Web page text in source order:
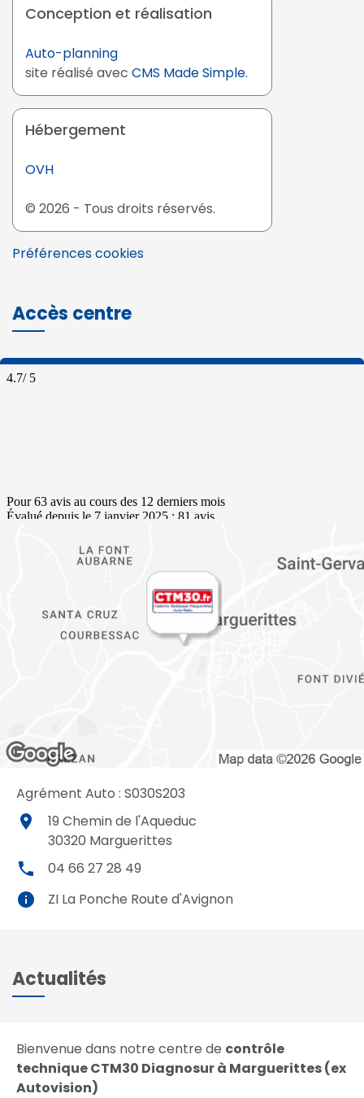
Conception et réalisation
Auto-planning
site réalisé avec CMS Made Simple.
Hébergement
OVH
© 2026 - Tous droits réservés.
Préférences cookies
Accès centre
Agrément Auto : S030S203
place
19 Chemin de l'Aqueduc
30320 Marguerittes
local_phone 04 66 27 28 49
info ZI La Ponche Route d'Avignon
Actualités
Bienvenue dans notre centre de contrôle
technique CTM30 Diagnosur à Marguerittes (ex
Autovision)